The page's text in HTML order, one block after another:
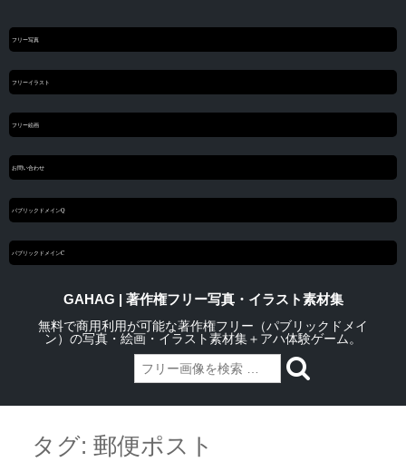
フリー写真
フリーイラスト
フリー絵画
お問い合わせ
パブリックドメインQ
パブリックドメインC
GAHAG | 著作権フリー写真・イラスト素材集
無料で商用利用が可能な著作権フリー（パブリックドメイ
ン）の写真・絵画・イラスト素材集＋アハ体験ゲーム。
contentタグ: 郵便ポスト